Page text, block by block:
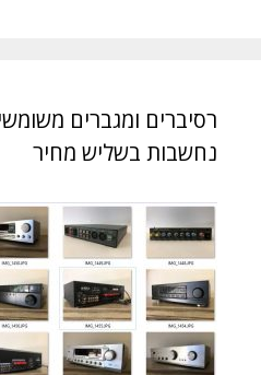
רסיברים ומגברים
נחשבות בשליש מחיר